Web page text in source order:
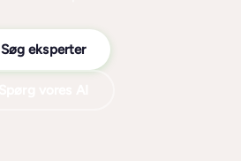
Søg eksperter